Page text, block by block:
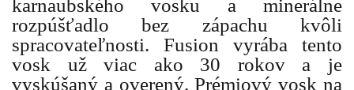
karnaubského vosku a minerálne
rozpúšťadlo bez zápachu kvôli
spracovateľnosti. Fusion vyrába tento
vosk už viac ako 30 rokov a je
vyskúšaný a overený. Prémiový vosk na